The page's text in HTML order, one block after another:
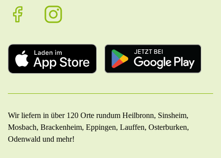
Wir liefern in über 120 Orte rundum Heilbronn, Sinsheim,
Mosbach, Brackenheim, Eppingen, Lauffen, Osterburken,
Odenwald und mehr!